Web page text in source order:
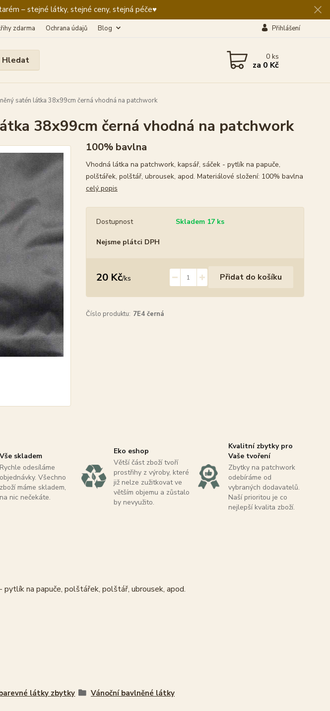
– stejné látky, stejné ceny, stejná péče♥️
zdarma Ochrana údajů Blog Přihlášení
Hledat 0ks
za 0 Kč
satén látka 38x99cm černá vhodná na patchwork
38x99cm černá vhodná na patchwork
100% bavlna
Vhodná látka na patchwork, kapsář, sáček - pytlík na papuče,
polštářek, polštář, ubrousek, apod. Materiálové složení: 100% bavlna
celý popis
Dostupnost Skladem 17 ks
Nejsme plátci DPH
20 Kč/ks Přidat do košíku
Číslo produktu: 7E4 černá
Vše skladem
Rychle odesíláme
objednávky. Všechno
zboží máme skladem,
na nic nečekáte.
Eko eshop
Větší část zboží tvoří
prostřihy z výroby, které
již nelze zužitkovat ve
větším objemu a zůstalo
by nevyužito.
Kvalitní zbytky pro
Vaše tvoření
Zbytky na patchwork
odebíráme od
vybraných dodavatelů.
Naší prioritou je co
nejlepší kvalita zboží.
na papuče, polštářek, polštář, ubrousek, apod.
látky zbytky Vánoční bavlněné látky